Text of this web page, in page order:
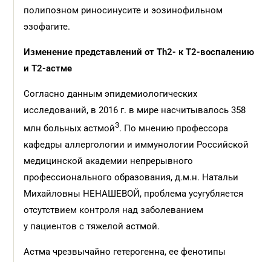
полипозном риносинусите и эозинофильном
эзофагите.
Изменение представлений от Тh2- к Т2-воспалению
и Т2-астме
Согласно данным эпидемиологических
исследований, в 2016 г. в мире насчитывалось 358
млн больных астмой3. По мнению профессора
кафедры аллергологии и иммунологии Российской
медицинской академии непрерывного
профессионального образования, д.м.н. Натальи
Михайловны НЕНАШЕВОЙ, проблема усугубляется
отсутствием контроля над заболеванием
у пациентов с тяжелой астмой.
Астма чрезвычайно гетерогенна, ее фенотипы